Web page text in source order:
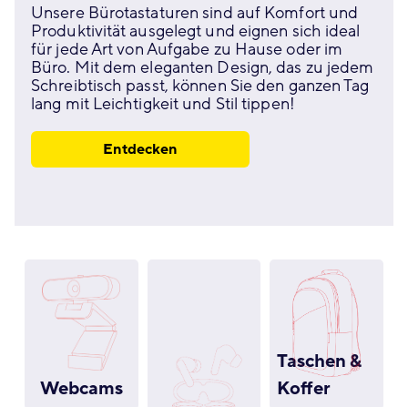
Unsere Bürotastaturen sind auf Komfort und
Produktivität ausgelegt und eignen sich ideal
für jede Art von Aufgabe zu Hause oder im
Büro. Mit dem eleganten Design, das zu jedem
Schreibtisch passt, können Sie den ganzen Tag
lang mit Leichtigkeit und Stil tippen!
Entdecken
Webcams
Taschen &
Koffer